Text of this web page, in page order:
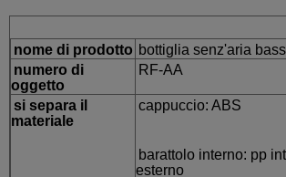
nome di prodotto bottiglia senz'aria
numero di
oggetto
RF-AA
si separa il
materiale
cappuccio: ABS
barattolo interno: pp
esterno